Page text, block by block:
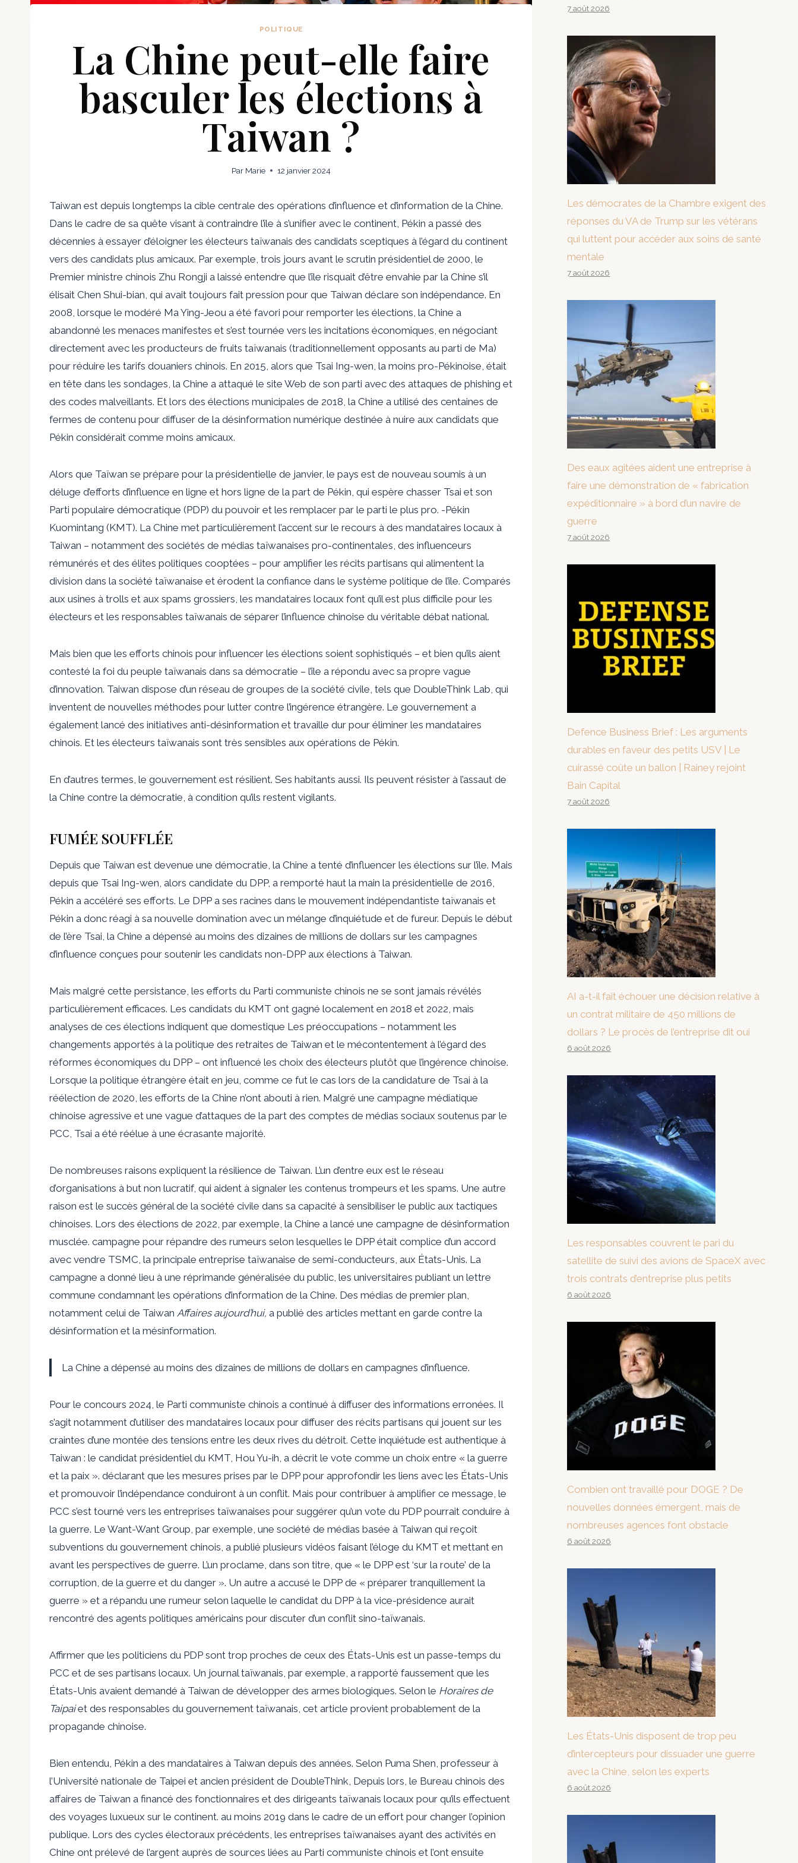
POLITIQUE
La Chine peut-elle faire
basculer les élections à
Taiwan ?
Par Marie 12 janvier 2024
Taiwan est depuis longtemps la cible centrale des opérations d’influence et d’information de la Chine.
Dans le cadre de sa quête visant à contraindre l’île à s’unifier avec le continent, Pékin a passé des
décennies à essayer d’éloigner les électeurs taïwanais des candidats sceptiques à l’égard du continent
vers des candidats plus amicaux. Par exemple, trois jours avant le scrutin présidentiel de 2000, le
Premier ministre chinois Zhu Rongji a laissé entendre que l’île risquait d’être envahie par la Chine s’il
élisait Chen Shui-bian, qui avait toujours fait pression pour que Taiwan déclare son indépendance. En
2008, lorsque le modéré Ma Ying-Jeou a été favori pour remporter les élections, la Chine a
abandonné les menaces manifestes et s’est tournée vers les incitations économiques, en négociant
directement avec les producteurs de fruits taïwanais (traditionnellement opposants au parti de Ma)
pour réduire les tarifs douaniers chinois. En 2015, alors que Tsai Ing-wen, la moins pro-Pékinoise, était
en tête dans les sondages, la Chine a attaqué le site Web de son parti avec des attaques de phishing et
des codes malveillants. Et lors des élections municipales de 2018, la Chine a utilisé des centaines de
fermes de contenu pour diffuser de la désinformation numérique destinée à nuire aux candidats que
Pékin considérait comme moins amicaux.
Alors que Taïwan se prépare pour la présidentielle de janvier, le pays est de nouveau soumis à un
déluge d’efforts d’influence en ligne et hors ligne de la part de Pékin, qui espère chasser Tsai et son
Parti populaire démocratique (PDP) du pouvoir et les remplacer par le parti le plus pro. -Pékin
Kuomintang (KMT). La Chine met particulièrement l’accent sur le recours à des mandataires locaux à
Taiwan – notamment des sociétés de médias taïwanaises pro-continentales, des influenceurs
rémunérés et des élites politiques cooptées – pour amplifier les récits partisans qui alimentent la
division dans la société taïwanaise et érodent la confiance dans le système politique de l’île. Comparés
aux usines à trolls et aux spams grossiers, les mandataires locaux font qu’il est plus difficile pour les
électeurs et les responsables taïwanais de séparer l’influence chinoise du véritable débat national.
Mais bien que les efforts chinois pour influencer les élections soient sophistiqués – et bien qu’ils aient
contesté la foi du peuple taïwanais dans sa démocratie – l’île a répondu avec sa propre vague
d’innovation. Taiwan dispose d’un réseau de groupes de la société civile, tels que DoubleThink Lab, qui
inventent de nouvelles méthodes pour lutter contre l’ingérence étrangère. Le gouvernement a
également lancé des initiatives anti-désinformation et travaille dur pour éliminer les mandataires
chinois. Et les électeurs taïwanais sont très sensibles aux opérations de Pékin.
En d’autres termes, le gouvernement est résilient. Ses habitants aussi. Ils peuvent résister à l’assaut de
la Chine contre la démocratie, à condition qu’ils restent vigilants.
FUMÉE SOUFFLÉE
Depuis que Taiwan est devenue une démocratie, la Chine a tenté d’influencer les élections sur l’île. Mais
depuis que Tsai Ing-wen, alors candidate du DPP, a remporté haut la main la présidentielle de 2016,
Pékin a accéléré ses efforts. Le DPP a ses racines dans le mouvement indépendantiste taïwanais et
Pékin a donc réagi à sa nouvelle domination avec un mélange d’inquiétude et de fureur. Depuis le début
de l’ère Tsai, la Chine a dépensé au moins des dizaines de millions de dollars sur les campagnes
d’influence conçues pour soutenir les candidats non-DPP aux élections à Taiwan.
Mais malgré cette persistance, les efforts du Parti communiste chinois ne se sont jamais révélés
particulièrement efficaces. Les candidats du KMT ont gagné localement en 2018 et 2022, mais
analyses de ces élections indiquent que domestique Les préoccupations – notamment les
changements apportés à la politique des retraites de Taiwan et le mécontentement à l’égard des
réformes économiques du DPP – ont influencé les choix des électeurs plutôt que l’ingérence chinoise.
Lorsque la politique étrangère était en jeu, comme ce fut le cas lors de la candidature de Tsai à la
réélection de 2020, les efforts de la Chine n’ont abouti à rien. Malgré une campagne médiatique
chinoise agressive et une vague d’attaques de la part des comptes de médias sociaux soutenus par le
PCC, Tsai a été réélue à une écrasante majorité.
De nombreuses raisons expliquent la résilience de Taiwan. L’un d’entre eux est le réseau
d’organisations à but non lucratif, qui aident à signaler les contenus trompeurs et les spams. Une autre
raison est le succès général de la société civile dans sa capacité à sensibiliser le public aux tactiques
chinoises. Lors des élections de 2022, par exemple, la Chine a lancé une campagne de désinformation
musclée. campagne pour répandre des rumeurs selon lesquelles le DPP était complice d’un accord
avec vendre TSMC, la principale entreprise taïwanaise de semi-conducteurs, aux États-Unis. La
campagne a donné lieu à une réprimande généralisée du public, les universitaires publiant un lettre
commune condamnant les opérations d’information de la Chine. Des médias de premier plan,
notamment celui de Taiwan Affaires aujourd’hui, a publié des articles mettant en garde contre la
désinformation et la mésinformation.
La Chine a dépensé au moins des dizaines de millions de dollars en campagnes d’influence.
Pour le concours 2024 le Parti communiste chinois a continué à diffuser des informations erronées. Il
s’agit notamment d’utiliser des mandataires locaux pour diffuser des récits partisans qui jouent sur les
craintes d’une montée des tensions entre les deux rives du détroit. Cette inquiétude est authentique à
Taiwan : le candidat présidentiel du KMT, Hou Yu-ih, a décrit le vote comme un choix entre « la guerre
et la paix ». déclarant que les mesures prises par le DPP pour approfondir les liens avec les États-Unis
et promouvoir l’indépendance conduiront à un conflit. Mais pour contribuer à amplifier ce message, le
PCC s’est tourné vers les entreprises taïwanaises pour suggérer qu’un vote du PDP pourrait conduire à
la guerre. Le Want-Want Group, par exemple, une société de médias basée à Taiwan qui reçoit
subventions du gouvernement chinois, a publié plusieurs vidéos faisant l’éloge du KMT et mettant en
avant les perspectives de guerre. L’un proclame, dans son titre, que « le DPP est ‘sur la route’ de la
corruption, de la guerre et du danger ». Un autre a accusé le DPP de « préparer tranquillement la
guerre » et a répandu une rumeur selon laquelle le candidat du DPP à la vice-présidence aurait
rencontré des agents politiques américains pour discuter d’un conflit sino-taïwanais.
Affirmer que les politiciens du PDP sont trop proches de ceux des États-Unis est un passe-temps du
PCC et de ses partisans locaux. Un journal taïwanais, par exemple, a rapporté faussement que les
États-Unis avaient demandé à Taiwan de développer des armes biologiques. Selon le Horaires de
Taipaiet des responsables du gouvernement taïwanais, cet article provient probablement de la
propagande chinoise.
Bien entendu, Pékin a des mandataires à Taiwan depuis des années. Selon Puma Shen, professeur à
l’Université nationale de Taipei et ancien président de DoubleThink Depuis lors, le Bureau chinois des
affaires de Taiwan a financé des fonctionnaires et des dirigeants taïwanais locaux pour qu’ils effectuent
des voyages luxueux sur le continent. au moins 2019 dans le cadre de un effort pour changer l’opinion
publique. Lors des cycles électoraux précédents, les entreprises taïwanaises ayant des activités en
Chine ont prélevé de l’argent auprès de sources liées au Parti communiste chinois et l’ont ensuite
7 août 2026
Les démocrates de la Chambre exigent des
réponses du VA de Trump sur les vétérans
qui luttent pour accéder aux soins de santé
mentale
7 août 2026
Des eaux agitées aident une entreprise à
faire une démonstration de « fabrication
expéditionnaire » à bord d’un navire de
guerre
7 août 2026
Defence Business Brief : Les arguments
durables en faveur des petits USV | Le
cuirassé coûte un ballon | Rainey rejoint
Bain Capital
7 août 2026
AI a-t-il fait échouer une décision relative à
un contrat militaire de 450 millions de
dollars ? Le procès de l’entreprise dit oui
6 août 2026
Les responsables couvrent le pari du
satellite de suivi des avions de SpaceX avec
trois contrats d’entreprise plus petits
6 août 2026
Combien ont travaillé pour DOGE ? De
nouvelles données émergent, mais de
nombreuses agences font obstacle
6 août 2026
Les États-Unis disposent de trop peu
d’intercepteurs pour dissuader une guerre
avec la Chine, selon les experts
6 août 2026